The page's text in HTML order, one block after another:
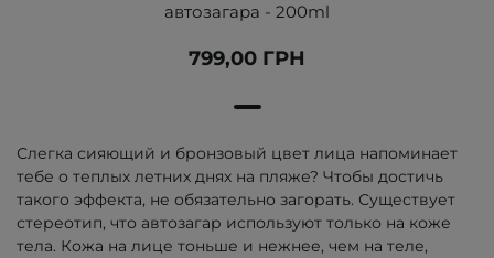
автозагара - 200ml
799,00 ГРН
Слегка сияющий и бронзовый цвет лица напоминает
тебе о теплых летних днях на пляже? Чтобы достичь
такого эффекта, не обязательно загорать. Существует
стереотип, что автозагар используют только на коже
тела. Кожа на лице тоньше и нежнее, чем на теле,